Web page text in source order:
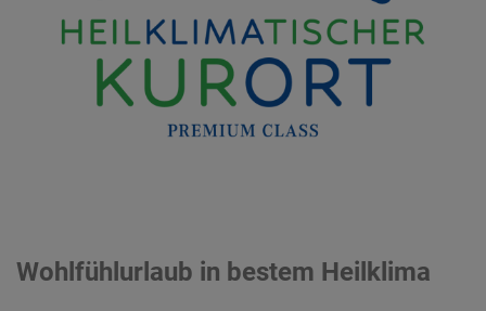
Wohlfühlurlaub in bestem Heilklima